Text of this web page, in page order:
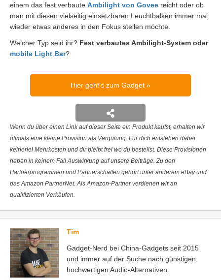
einem das fest verbaute Ambilight von Govee reicht oder ob
man mit diesen vielseitig einsetzbaren Leuchtbalken immer mal
wieder etwas anderes in den Fokus stellen möchte.
Welcher Typ seid ihr? Fest verbautes Ambilight-System oder
mobile Light Bar?
Hier geht's zum Gadget
Wenn du über einen Link auf dieser Seite ein Produkt kaufst, erhalten wir
oftmals eine kleine Provision als Vergütung. Für dich entstehen dabei
keinerlei Mehrkosten und dir bleibt frei wo du bestellst. Diese Provisionen
haben in keinem Fall Auswirkung auf unsere Beiträge. Zu den
Partnerprogrammen und Partnerschaften gehört unter anderem eBay und
das Amazon PartnerNet. Als Amazon-Partner verdienen wir an
qualifizierten Verkäufen.
Tim
Gadget-Nerd bei China-Gadgets seit 2015
und immer auf der Suche nach günstigen,
hochwertigen Audio-Alternativen.